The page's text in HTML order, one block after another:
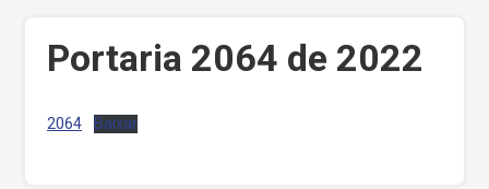
Portaria 2064 de 2022
2064 Baixar